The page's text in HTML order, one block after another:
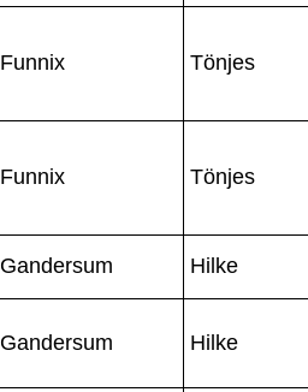
Funnix Tönjes
Funnix Tönjes
Gandersum Hilke
Gandersum Hilke